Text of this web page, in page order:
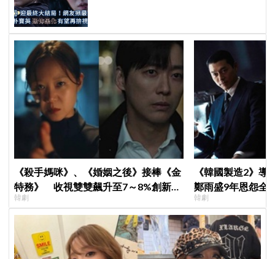
《殺手媽咪》、《婚姻之後》接棒《金
特務》 收視雙雙飆升至7～8%創新
高！
韓劇
《韓國製造2》導
鄭雨盛9年恩怨全
後？
韓劇